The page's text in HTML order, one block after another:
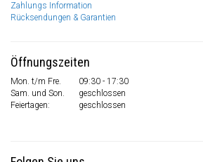
Zahlungs Information
Rücksendungen & Garantien
Öffnungszeiten
Mon. t/m Fre.
09:30 - 17:30
Sam. und Son.
geschlossen
Feiertagen:
geschlossen